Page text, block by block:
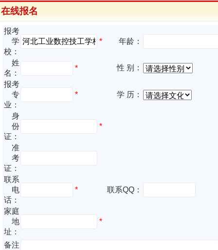
在线报名
报考
学
校：
* 年龄：
姓
名：
*
性 别：
报考
专
业：
* 学 历：
身
份
证：
*
准
考
证：
联系
电
话：
* 联系QQ：
家庭
地
址：
*
备注